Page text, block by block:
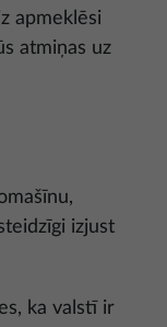
apmeklēsi
atmiņas uz
izjust
ka valstī ir